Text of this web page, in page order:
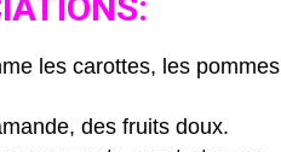
les carottes, les pommes
des fruits doux.